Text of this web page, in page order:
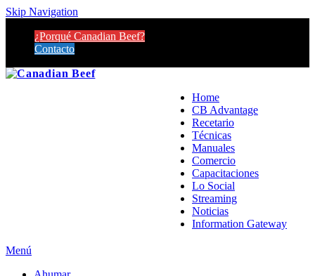
Skip Navigation
¿Porqué Canadian Beef?
Contacto
Home
CB Advantage
Recetario
Técnicas
Manuales
Comercio
Capacitaciones
Lo Social
Streaming
Noticias
Information Gateway
Menú